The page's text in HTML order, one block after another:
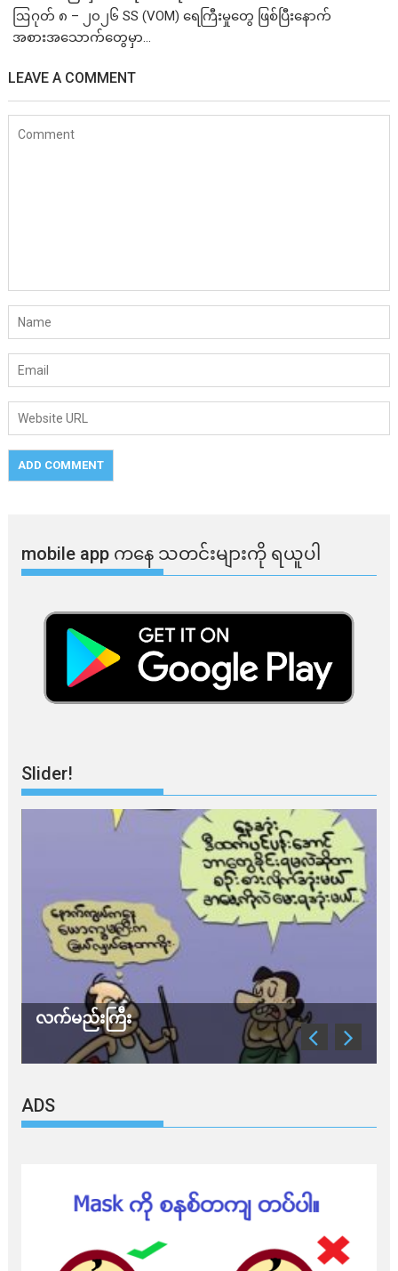
ဩဂုတ် ၈ – ၂၀၂၆ SS (VOM) ရေကြီးမှုတွေ ဖြစ်ပြီးနောက်
အစားအသောက်တွေမှာ...
LEAVE A COMMENT
mobile app ​​ကနေ ​​သတင်းများကို ရယူပါ
Slider!
သတိ အိုမီခရွန်တဲ့
ADS